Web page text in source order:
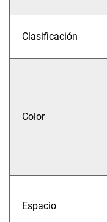
Clasificación
Color
Espacio